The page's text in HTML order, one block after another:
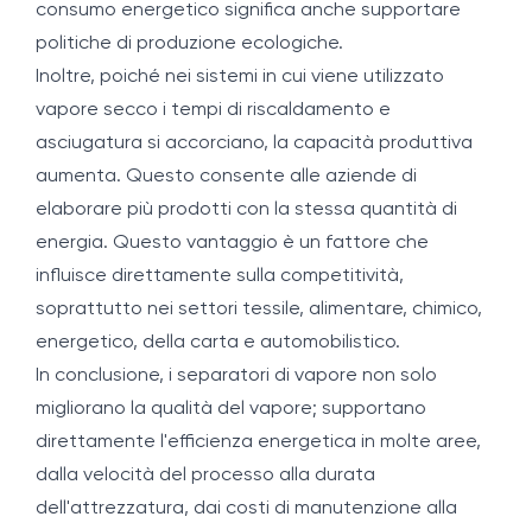
consumo energetico significa anche supportare
politiche di produzione ecologiche.
Inoltre, poiché nei sistemi in cui viene utilizzato
vapore secco i tempi di riscaldamento e
asciugatura si accorciano, la capacità produttiva
aumenta. Questo consente alle aziende di
elaborare più prodotti con la stessa quantità di
energia. Questo vantaggio è un fattore che
influisce direttamente sulla competitività,
soprattutto nei settori tessile, alimentare, chimico,
energetico, della carta e automobilistico.
In conclusione, i separatori di vapore non solo
migliorano la qualità del vapore; supportano
direttamente l'efficienza energetica in molte aree,
dalla velocità del processo alla durata
dell'attrezzatura, dai costi di manutenzione alla